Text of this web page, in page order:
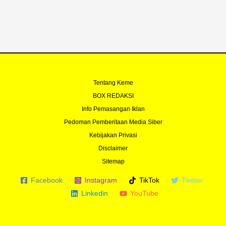
Tentang Keme
BOX REDAKSI
Info Pemasangan Iklan
Pedoman Pemberitaan Media Siber
Kebijakan Privasi
Disclaimer
Sitemap
Facebook Instagram TikTok
Twitter
Linkedin
YouTube